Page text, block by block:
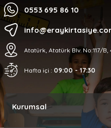
0553 695 86 10
Atatürk, Atatürk Blv. No:117/
Hafta içi : 09:00 - 17:30
Kurumsal